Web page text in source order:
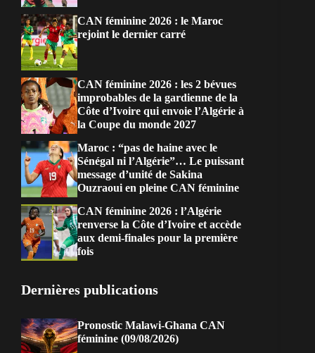
CAN féminine 2026 : le Maroc
rejoint le dernier carré
CAN féminine 2026 : les 2 bévues
improbables de la gardienne de la
Côte d’Ivoire qui envoie l’Algérie à
la Coupe du monde 2027
Maroc : “pas de haine avec le
Sénégal ni l’Algérie”… Le puissant
message d’unité de Sakina
Ouzraoui en pleine CAN féminine
CAN féminine 2026 : l’Algérie
renverse la Côte d’Ivoire et accède
aux demi-finales pour la première
fois
Dernières publications
Pronostic Malawi-Ghana CAN
féminine (09/08/2026)